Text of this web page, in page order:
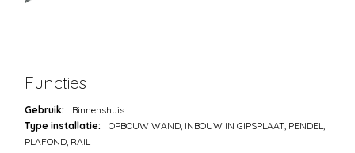
Functies
Gebruik:
Binnenshuis
Type installatie:
OPBOUW WAND, INBOUW IN GIPSPLAAT, PENDEL,
PLAFOND, RAIL